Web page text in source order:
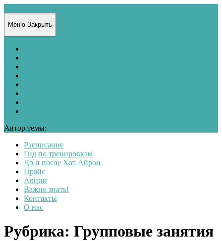
Меню Закрыть
Автор темы:
Расписание
Гид по тренировкам
До и после Хот Айрон
Прайс
Акции
Важно знать!
Контакты
О нас
Рубрика: Групповые занятия